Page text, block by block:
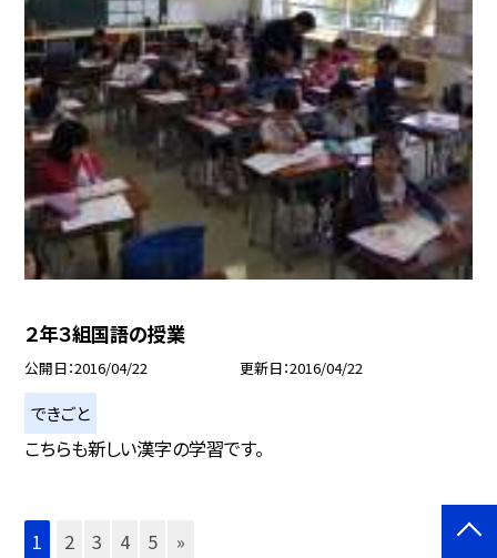
２年３組国語の授業
公開日 2016/04/22 更新日 2016/04/22
できごと
こちらも新しい漢字の学習です。
1 2 3 4 5 »